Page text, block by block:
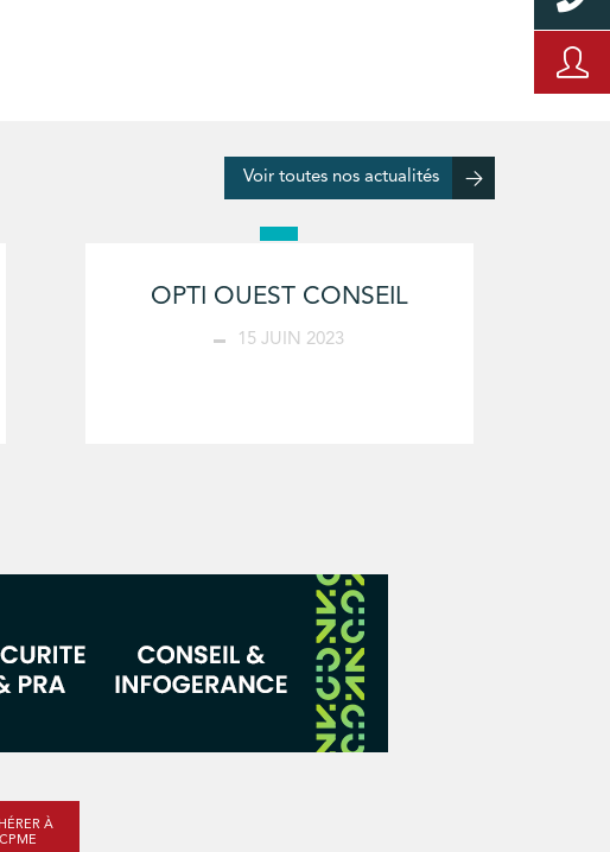
Voir toutes nos actualités
OPTI OUEST CONSEIL
15 JUIN 2023
À